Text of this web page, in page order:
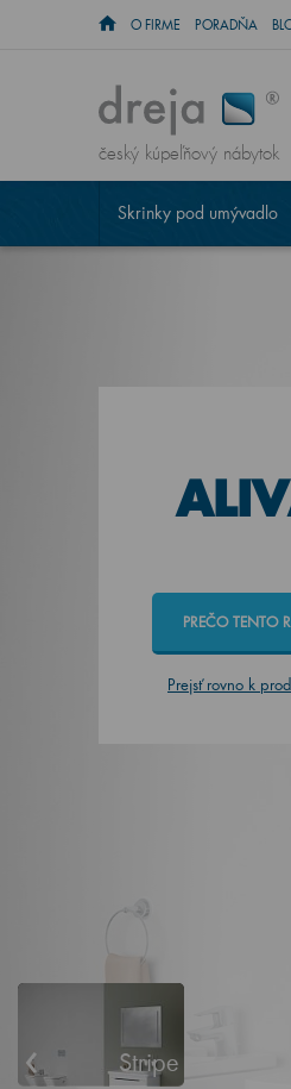
O FIRME PORADŇA
český kúpeľňový nábytok
Skrinky pod umývadlo
PREČO TENTO
Prejsť rovno k
Stripe
‹